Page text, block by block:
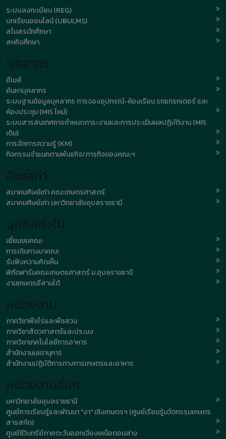
ระบบลงทะเบียน (REG)
บทเรียนออนไลน์ (UBULMS)
สโมสรนักศึกษา
สหกิจศึกษา
บุคลากร
อีเมล์
ค้นหาบุคลากร
ระบบฐานข้อมูลบุคลากร การจองอุปกรณ์-ห้องเรียน รถแทรกเตอร์ และ
ห้องประชุม (MIS ใหม่)
ระบบสารสนเทศการกำหนดภาระงานและการประเมินผลปฏิบัติงาน (MIS
เดิม)
การจัดการความรู้ (KM)
กิจกรรมจำแนกตามพันธกิจ/ภารกิจของคณะฯ
ศิษย์เก่า
สมาคมศิษย์เก่า คณะเกษตรศาสตร์
สมาคมศิษย์เก่า มหาวิทยาลัยอุบลราชธานี
บุคคลทั่วไป
เยี่ยมชมคณะ
การเดินทางมาคณะ
รับฟังความคิดเห็น
พิกัดฟาร์มคณะเกษตรศาสตร์ ม.อุบลราชธานี
งานเกษตรอีสานใต้
หน่วยงาน
ภาควิชาพืชไร่และพืชสวน
ภาควิชาสัตวศาสตร์และประมง
ภาควิชาเทคโนโลยีการอาหาร
สำนักงานเลขานุการ
สำนักงานปฏิบัติการทางการเกษตรและอาหาร
หน่วยงานอื่นๆ
มหาวิทยาลัยอุบลราชธานี
ศูนย์การเรียนรู้และพัฒนา "งา" เชิงเกษตรฯ (ศูนย์เรียนรู้นวัตกรรมเกษตร
สารสกัด)
ศูนย์ชีวินทรีย์ภาคตะวันออกเฉียงเหนือตอนล่าง